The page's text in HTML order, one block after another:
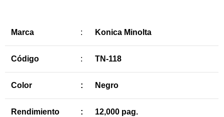
Marca : Konica Minolta
Código : TN-118
Color : Negro
Rendimiento : 12,000 pag.